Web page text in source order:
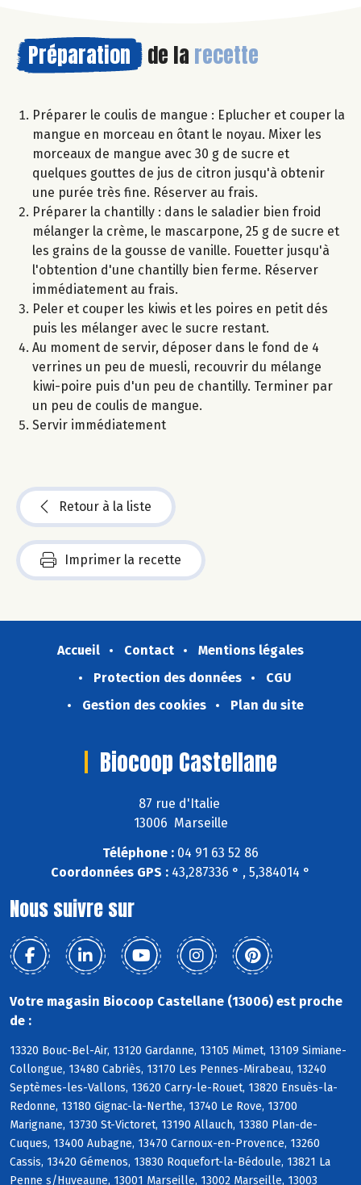
Préparation de la recette
Préparer le coulis de mangue : Eplucher et couper la
mangue en morceau en ôtant le noyau. Mixer les
morceaux de mangue avec 30 g de sucre et
quelques gouttes de jus de citron jusqu'à obtenir
une purée très fine. Réserver au frais.
Préparer la chantilly : dans le saladier bien froid
mélanger la crème, le mascarpone, 25 g de sucre et
les grains de la gousse de vanille. Fouetter jusqu'à
l'obtention d'une chantilly bien ferme. Réserver
immédiatement au frais.
Peler et couper les kiwis et les poires en petit dés
puis les mélanger avec le sucre restant.
Au moment de servir, déposer dans le fond de 4
verrines un peu de muesli, recouvrir du mélange
kiwi-poire puis d'un peu de chantilly. Terminer par
un peu de coulis de mangue.
Servir immédiatement
Retour à la liste
Imprimer la recette
Accueil Contact
Mentions légales
Protection des données
CGU
Gestion des cookies
Plan du site
Biocoop Castellane
87 rue d'Italie
13006 Marseille
Téléphone : 04 91 63 52 86
Coordonnées GPS : 43,287336 ° , 5,384014 °
Nous suivre sur
Votre magasin Biocoop Castellane (13006) est proche
de :
13320 Bouc-Bel-Air, 13120 Gardanne, 13105 Mimet, 13109 Simiane-
Collongue, 13480 Cabriès, 13170 Les Pennes-Mirabeau, 13240
Septèmes-les-Vallons, 13620 Carry-le-Rouet, 13820 Ensuès-la-
Redonne, 13180 Gignac-la-Nerthe, 13740 Le Rove, 13700
Marignane, 13730 St-Victoret, 13190 Allauch, 13380 Plan-de-
Cuques, 13400 Aubagne, 13470 Carnoux-en-Provence, 13260
Cassis, 13420 Gémenos, 13830 Roquefort-la-Bédoule, 13821 La
Penne s/Huveaune, 13001 Marseille, 13002 Marseille, 13003